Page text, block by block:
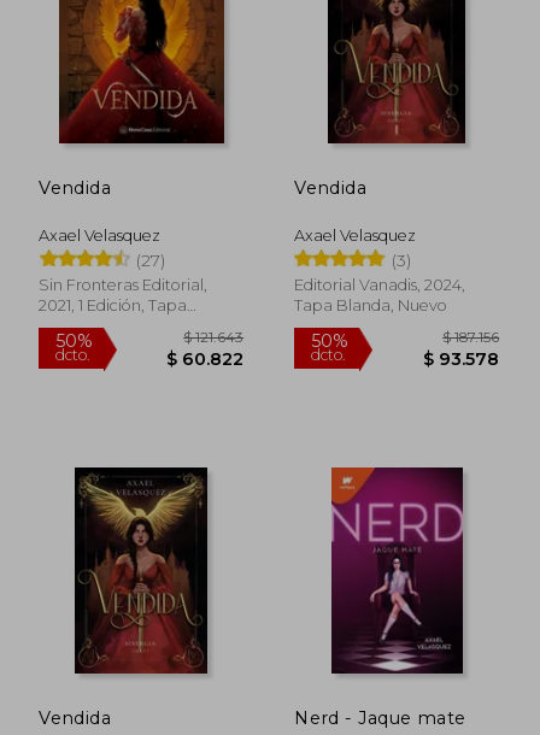
Vendida
Axael Velasquez
(27)
Sin Fronteras Editorial,
2021, 1 Edición, Tapa
Blanda, Nuevo
50%
dcto. $ 60.822
Vendida
Axael Velasquez
(3)
Editorial Vanadis, 2024,
Tapa Blanda, Nuevo
50%
dcto.
Vendida Nerd - Jaque mate